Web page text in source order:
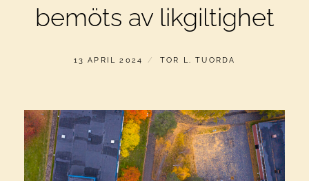
bemöts av likgiltighet
PUBLICERAT
13 APRIL 2024 AV
TOR L. TUORDA